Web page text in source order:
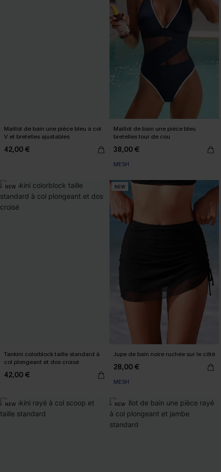
Maillot de bain une pièce bleu à col
V et bretelles ajustables
42,00 €
Maillot de bain une pièce bleu
bretelles tour de cou
38,00 €
MESH
NEW
Tankini colorblock taille standard à
col plongeant et dos croisé
42,00 €
NEW
Jupe de bain noire ruchée sur le côté
28,00 €
MESH
NEW NEW